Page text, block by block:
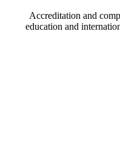
Accreditation and
education and